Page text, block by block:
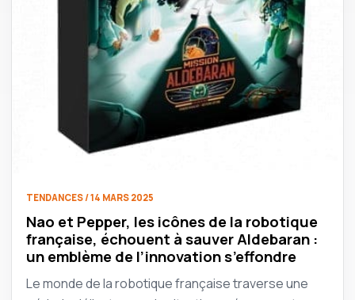
TENDANCES / 14 MARS 2025
Nao et Pepper, les icônes de la robotique
française, échouent à sauver Aldebaran :
un emblème de l’innovation s’effondre
Le monde de la robotique française traverse une